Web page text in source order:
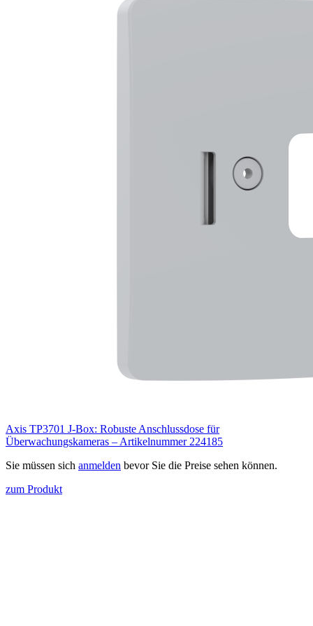
Axis TP3701 J-Box: Robuste Anschlussdose für
Überwachungskameras – Artikelnummer 224185
Sie müssen sich anmelden bevor Sie die Preise sehen können.
zum Produkt